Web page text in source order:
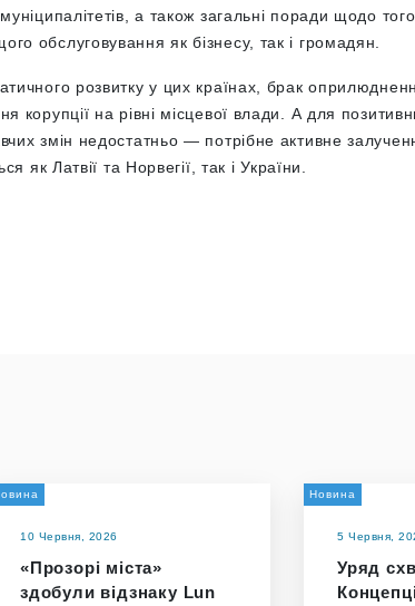
а також загальні поради щодо
обслуговування як бізнесу, так і громадян.
розвитку у цих країнах, брак
корупції на рівні місцевої влади. А для
змін недостатньо — потрібне активне
як Латвії та Норвегії, так і України.
10 Червня, 2026
«Прозорі міста»
здобули відзнаку Lun
Новина
5 Червня,
Уряд